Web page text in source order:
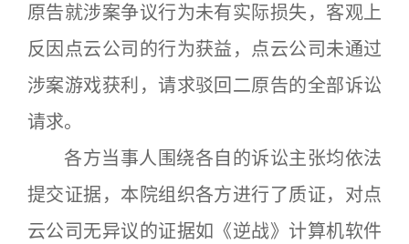
原告就涉案争议行为未有实际损失，客观上
反因点云公司的行为获益，点云公司未通过
涉案游戏获利，请求驳回二原告的全部诉讼
请求。
各方当事人围绕各自的诉讼主张均依法
提交证据，本院组织各方进行了质证，对点
云公司无异议的证据如《逆战》计算机软件